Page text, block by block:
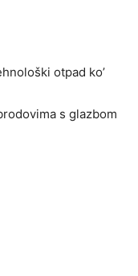
otpad ko’
s glazbom